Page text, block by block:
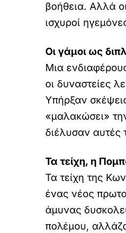
βοήθεια. Αλλά
ισχυροί
Οι γάμοι ως
Μια
οι δυναστείες
Υπήρξαν
«μαλακώσει»
διέλυσαν αυτές
Τα τείχη, η
Τα τείχη της
ένας νέος
άμυνας
πολέμου,